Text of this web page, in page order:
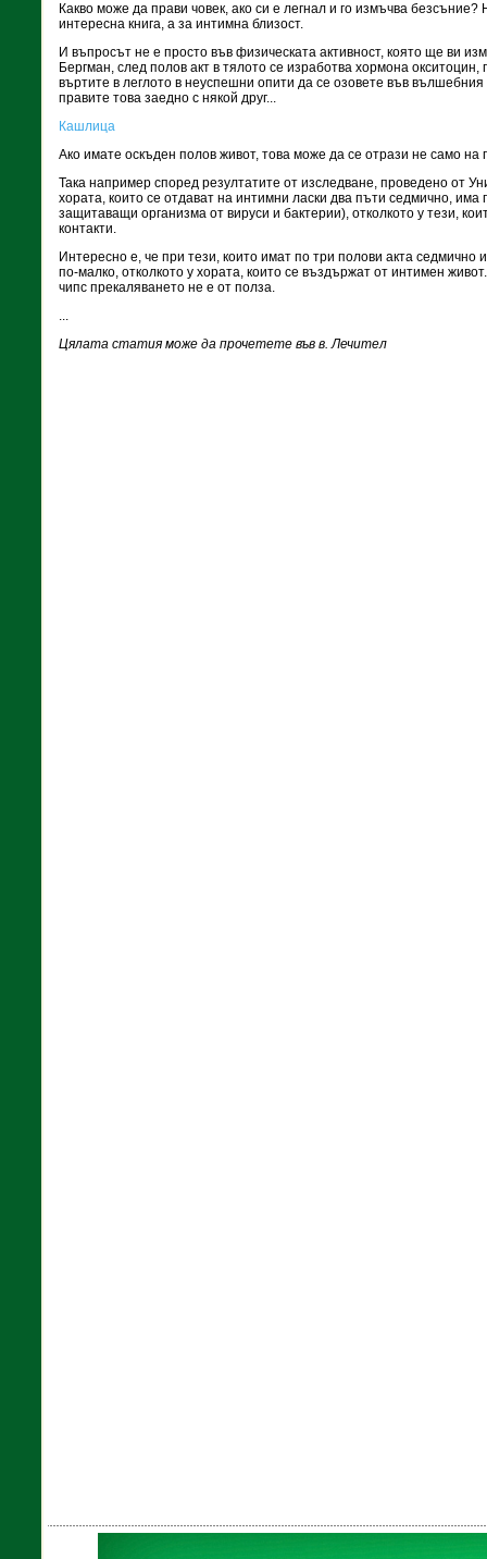
Какво може да прави човек, ако си е легнал и го измъчва
интересна книга, а за интимна близост.
И въпросът не е просто във физическата активност, която ще ви
Бергман, след полов акт в тялото се изработва хормона
въртите в леглото в неуспешни опити да се озовете във
правите това заедно с някой друг...
Кашлица
Ако имате оскъден полов живот, това може да се отрази не само на
Така например според резултатите от изследване, проведено от
хората, които се отдават на интимни ласки два пъти седмично, има
защитаващи организма от вируси и бактерии), отколкото у тези,
контакти.
Интересно е, че при тези, които имат по три полови акта седмично
по-малко, отколкото у хората, които се въздържат от интимен
чипс прекаляването не е от полза.
...
Цялата статия може да прочетете във в. Лечител